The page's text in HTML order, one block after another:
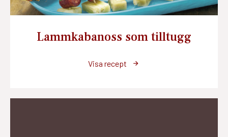
Lammkabanoss som tilltugg
Visa recept